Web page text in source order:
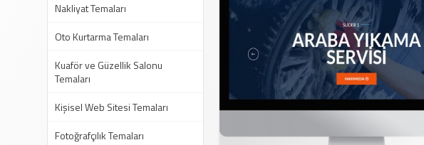
Nakliyat Temaları
Oto Kurtarma Temaları
Kuaför ve Güzellik Salonu
Temaları
Kişisel Web Sitesi Temaları
Fotoğrafçılık Temaları